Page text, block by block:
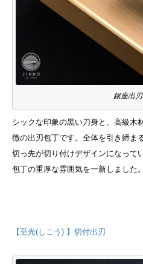
銀座出
シックな印象の黒い刀身と、高級木
徴の出刃包丁です。全体を引き締ま
切っ先が切り付けデザインになって
包丁の重厚な雰囲気を一新しました。
【至光(しこう) 】切付出刃